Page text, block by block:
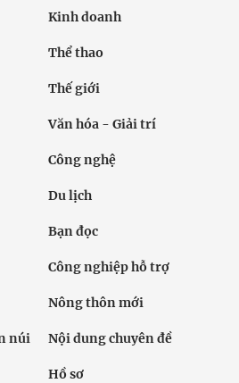
Kinh doanh
Thể thao
Thế giới
Văn hóa - Giải trí
Công nghệ
Du lịch
Bạn đọc
Công nghiệp hỗ trợ
Nông thôn mới
núi Nội dung chuyên đề
Hồ sơ